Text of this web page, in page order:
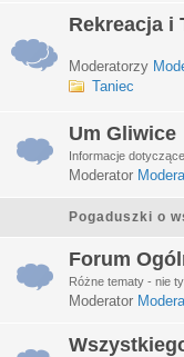
Rekreacja i
Moderatorzy
Taniec
Um Gliwice
Informacje
Moderator
Pogaduszki o
Forum
Różne tematy - nie
Moderator